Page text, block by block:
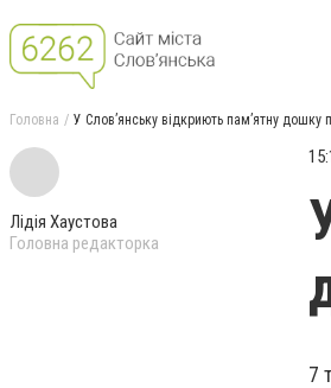
Головна У Слов’янську відкриють пам’ятну дошку
Лідія Хаустова
Головна редакторка
7